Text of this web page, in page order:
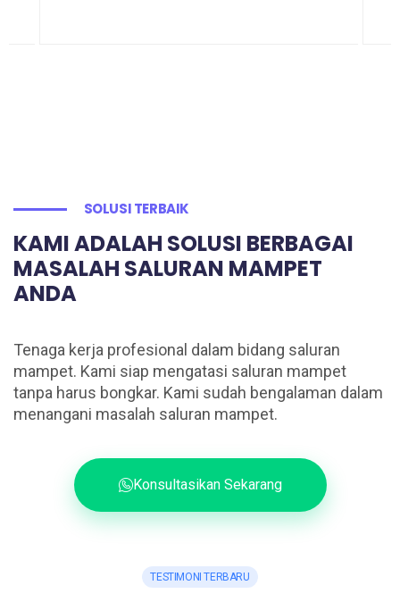
SOLUSI TERBAIK
KAMI ADALAH SOLUSI BERBAGAI
MASALAH SALURAN MAMPET
ANDA
Tenaga kerja profesional dalam bidang saluran
mampet. Kami siap mengatasi saluran mampet
tanpa harus bongkar. Kami sudah bengalaman dalam
menangani masalah saluran mampet.
Konsultasikan Sekarang
TESTIMONI TERBARU